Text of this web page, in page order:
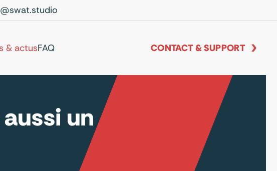
& actusFAQ CONTACT & SUPPORT
un